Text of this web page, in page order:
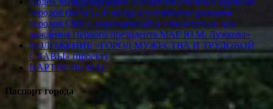
городов (МАГ) «За вклад в устойчивое развитие
городов СНГ», учрежденный к «90-летию со дня
рождения Первого президента МАГ Ю.М. Лужкова»
ПОЛОЖЕНИЕ «ГОРОД МУЖЕСТВА И ТРУДОВОЙ
СЛАВЫ» (проект)
ПАРТНЕРЫ МАГ
Паспорт города